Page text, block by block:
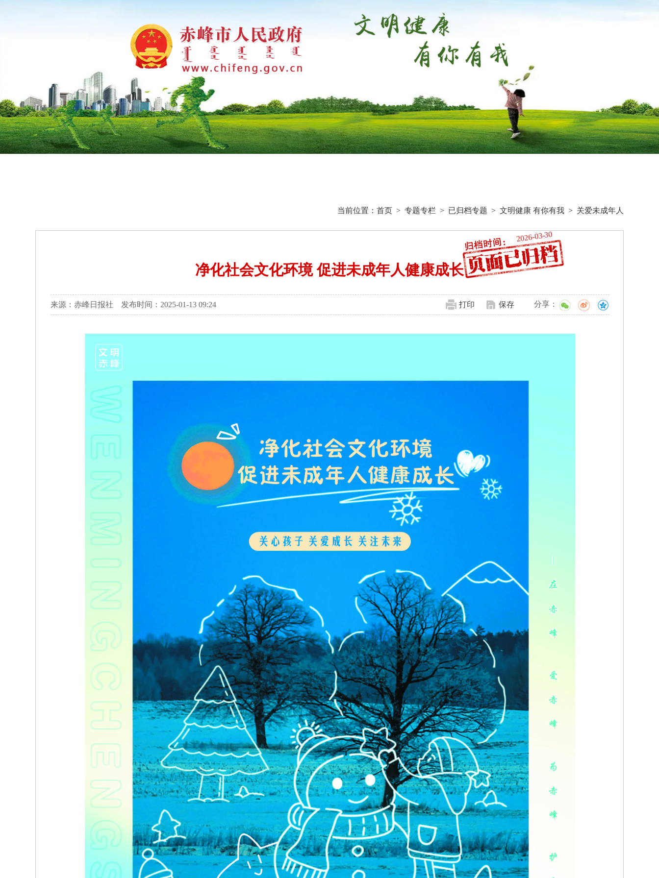
当前位置： 首页 > 专题专栏 > 已归档专题 > 文明健康 有你有我 > 关爱未成年人
2026-03-30
净化社会文化环境 促进未成年人健康成长
来源：赤峰日报社 发布时间：2025-01-13 09:24 打印 保存 分享：